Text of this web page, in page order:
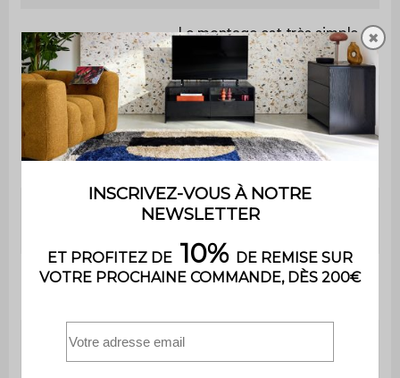
Montage
Le montage est très simple,
une notice est fournie
Poids max.
supporté
100 kg
Dimensions L 40 x P 40 x H 50 cm
L 40 x l 40 cm
Epaisseur des
1,5 cm
Dimensions des
tiroirs (extérieur)
L 33,3 x H 15,5 cm
✖